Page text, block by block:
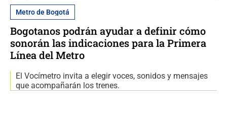
Metro de Bogotá
Bogotanos podrán ayudar a definir cómo
sonorán las indicaciones para la Primera
Línea del Metro
El Vocímetro invita a elegir voces, sonidos y mensajes
que acompañarán los trenes.